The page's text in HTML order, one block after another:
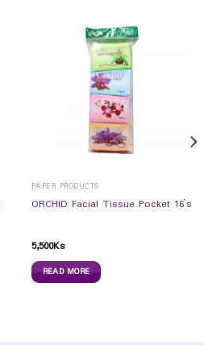
PAPER PRODUCTS
ORCHID Facial Tissue Pocket 16`s
5,500Ks
READ MORE